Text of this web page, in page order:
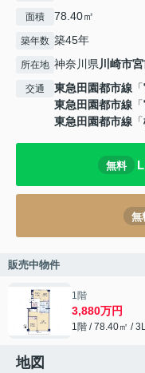
面積 78.40㎡
築年数 築45年
所在地 神奈川県川崎市
交通 東急田園都市線 「
東急田園都市線 「
東急田園都市線 「
無料
無
販売中物件
1階
3,880万円
1階 / 78.40㎡ /
地図